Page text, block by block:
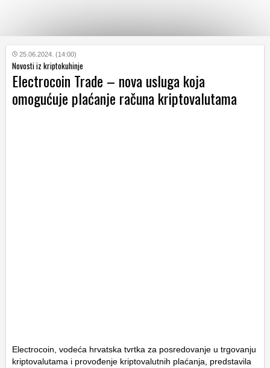
KATEGORIJE
HRVATSKI
WEB
25.06.2024. (14:00)
Novosti iz kriptokuhinje
Electrocoin Trade – nova usluga koja
omogućuje plaćanje računa kriptovalutama
Electrocoin, vodeća hrvatska tvrtka za posredovanje u trgovanju
kriptovalutama i provođenje kriptovalutnih plaćanja, predstavila